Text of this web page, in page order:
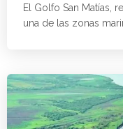
El Golfo San Matías,
una de las zonas